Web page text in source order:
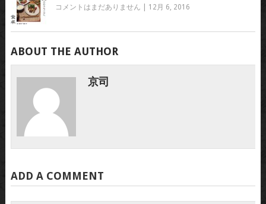
コメントはまだありません 12月 6, 2016
ABOUT THE AUTHOR
京司
ADD A COMMENT